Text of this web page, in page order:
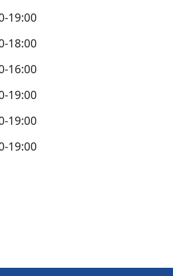
19:00
18:00
16:00
19:00
19:00
19:00